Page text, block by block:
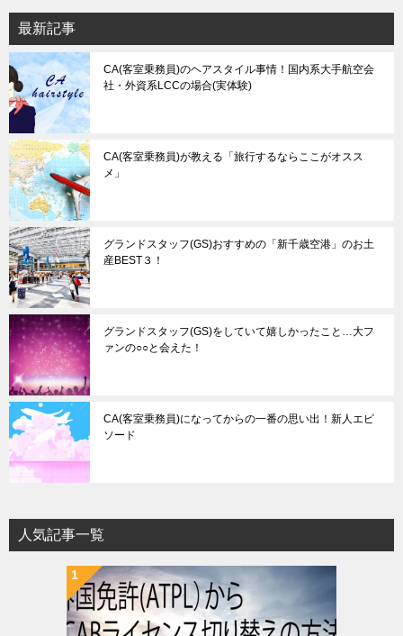
最新記事
CA(客室乗務員)のヘアスタイル事情！国内系大手航空会
社・外資系LCCの場合(実体験)
CA(客室乗務員)が教える「旅行するならここがオスス
メ」
グランドスタッフ(GS)おすすめの「新千歳空港」のお土
産BEST３！
グランドスタッフ(GS)をしていて嬉しかったこと…大フ
ァンの○○と会えた！
CA(客室乗務員)になってからの一番の思い出！新人エピ
ソード
人気記事一覧